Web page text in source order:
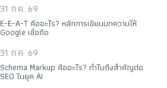
31 ก.ค. 69
E-E-A-T คืออะไร? หลักการเขียนบทความให้
Google เชื่อถือ
31 ก.ค. 69
Schema Markup คืออะไร? ทำไมถึงสำคัญต่อ
SEO ในยุค AI